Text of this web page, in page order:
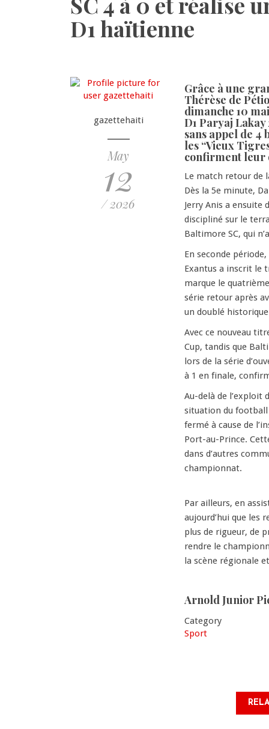
D1 haïtienne
gazettehaiti
May
12
/ 2026
Grâce à une
Thérèse de
dimanche 10
D1 Paryaj
sans appel de 4
les “Vieux
confirment leur
Le match retour de
Dès la 5e minute,
Jerry Anis a ensuite
discipliné sur le
Baltimore SC, qui
En seconde
Exantus a inscrit le
marque le
série retour après
un doublé
Avec ce nouveau
Cup, tandis que
lors de la série
à 1 en finale,
Au-delà de l’exploit
situation du football
fermé à cause de
Port-au-Prince.
dans d’autres
championnat.
Par ailleurs, en
aujourd’hui que les
plus de rigueur, de
rendre le
la scène régionale
Arnold Junior
Category
Sport